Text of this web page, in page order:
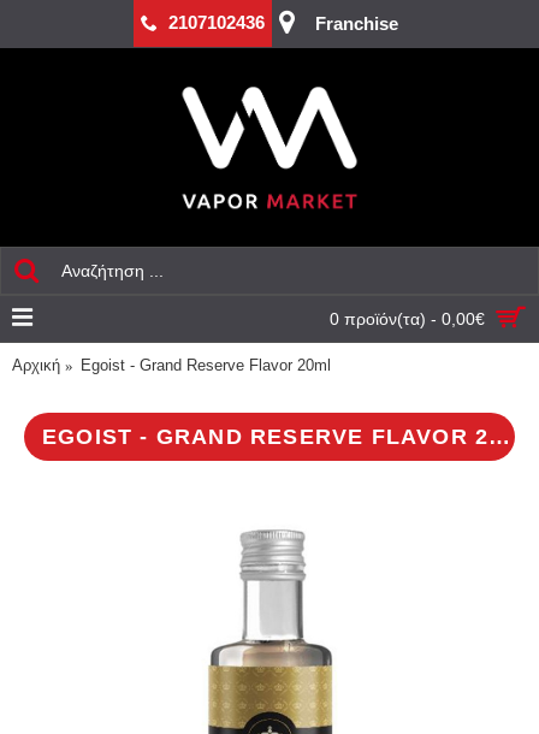
2107102436 Franchise
0 προϊόν(τα) - 0,00€
Αρχική Egoist - Grand Reserve Flavor 20ml
EGOIST - GRAND RESERVE FLAVOR 20ML